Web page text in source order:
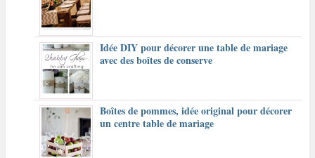
Idée DIY pour décorer une table de mariage
avec des boîtes de conserve
Boîtes de pommes, idée original pour décorer
un centre table de mariage